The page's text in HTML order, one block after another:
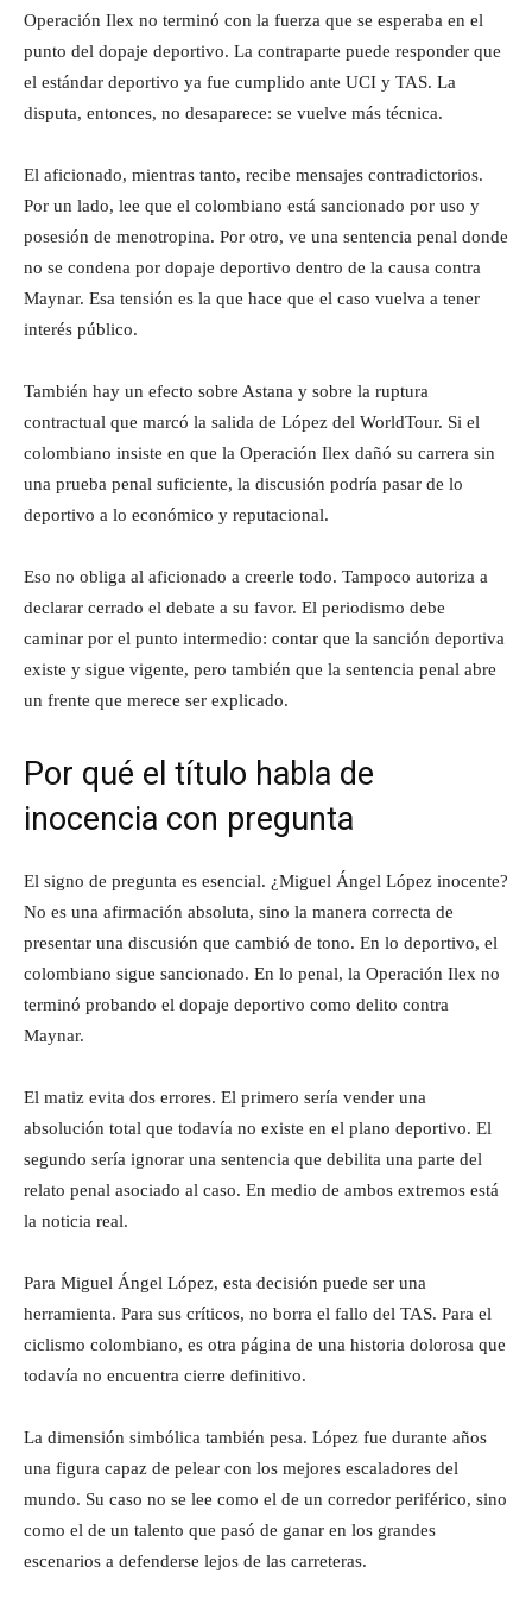
Operación Ilex no terminó con la fuerza que se esperaba en el
punto del dopaje deportivo. La contraparte puede responder que
el estándar deportivo ya fue cumplido ante UCI y TAS. La
disputa, entonces, no desaparece: se vuelve más técnica.
El aficionado, mientras tanto, recibe mensajes contradictorios.
Por un lado, lee que el colombiano está sancionado por uso y
posesión de menotropina. Por otro, ve una sentencia penal donde
no se condena por dopaje deportivo dentro de la causa contra
Maynar. Esa tensión es la que hace que el caso vuelva a tener
interés público.
También hay un efecto sobre Astana y sobre la ruptura
contractual que marcó la salida de López del WorldTour. Si el
colombiano insiste en que la Operación Ilex dañó su carrera sin
una prueba penal suficiente, la discusión podría pasar de lo
deportivo a lo económico y reputacional.
Eso no obliga al aficionado a creerle todo. Tampoco autoriza a
declarar cerrado el debate a su favor. El periodismo debe
caminar por el punto intermedio: contar que la sanción deportiva
existe y sigue vigente, pero también que la sentencia penal abre
un frente que merece ser explicado.
Por qué el título habla de
inocencia con pregunta
El signo de pregunta es esencial. ¿Miguel Ángel López inocente?
No es una afirmación absoluta, sino la manera correcta de
presentar una discusión que cambió de tono. En lo deportivo, el
colombiano sigue sancionado. En lo penal, la Operación Ilex no
terminó probando el dopaje deportivo como delito contra
Maynar.
El matiz evita dos errores. El primero sería vender una
absolución total que todavía no existe en el plano deportivo. El
segundo sería ignorar una sentencia que debilita una parte del
relato penal asociado al caso. En medio de ambos extremos está
la noticia real.
Para Miguel Ángel López, esta decisión puede ser una
herramienta. Para sus críticos, no borra el fallo del TAS. Para el
ciclismo colombiano, es otra página de una historia dolorosa que
todavía no encuentra cierre definitivo.
La dimensión simbólica también pesa. López fue durante años
una figura capaz de pelear con los mejores escaladores del
mundo. Su caso no se lee como el de un corredor periférico, sino
como el de un talento que pasó de ganar en los grandes
escenarios a defenderse lejos de las carreteras.